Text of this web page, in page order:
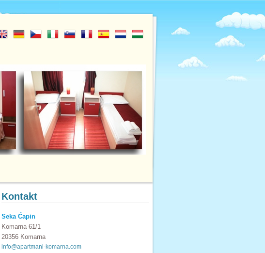
Kontakt
Seka Ćapin
Komarna 61/1
20356 Komarna
info@apartmani-komarna.com